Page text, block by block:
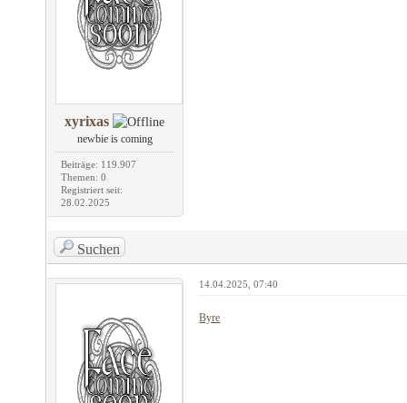
xyrixas
newbie is coming
Beiträge: 119.907
Themen: 0
Registriert seit:
28.02.2025
Suchen
14.04.2025, 07:40
Byre